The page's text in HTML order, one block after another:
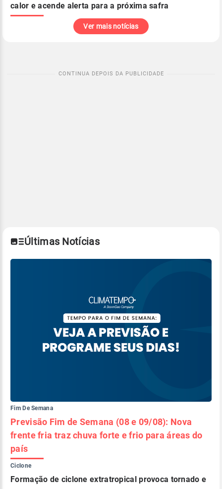
calor e acende alerta para a próxima safra
Ver mais notícias
Últimas Notícias
Fim De Semana
Previsão Fim de Semana (08 e 09/08): Nova
frente fria traz chuva forte e frio para áreas do
país
Ciclone
Formação de ciclone extratropical provoca tornado e